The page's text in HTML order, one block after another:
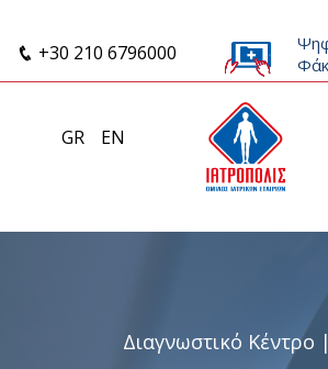
+30 210 6796000
GR EN
Διαγνωστικό Κέντρο |